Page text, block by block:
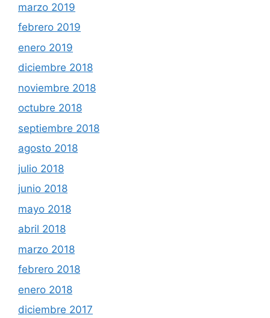
marzo 2019
febrero 2019
enero 2019
diciembre 2018
noviembre 2018
octubre 2018
septiembre 2018
agosto 2018
julio 2018
junio 2018
mayo 2018
abril 2018
marzo 2018
febrero 2018
enero 2018
diciembre 2017